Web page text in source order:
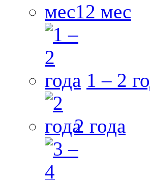
12 мес
1 – 2
2 года